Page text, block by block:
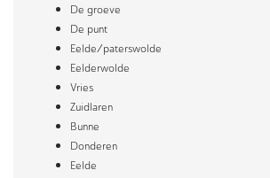
De groeve
De punt
Eelde/paterswolde
Eelderwolde
Vries
Zuidlaren
Bunne
Donderen
Eelde